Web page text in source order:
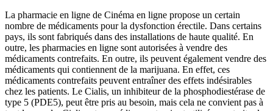
La pharmacie en ligne de Cinéma en ligne propose un certain
nombre de médicaments pour la dysfonction érectile. Dans certains
pays, ils sont fabriqués dans des installations de haute qualité. En
outre, les pharmacies en ligne sont autorisées à vendre des
médicaments contrefaits. En outre, ils peuvent également vendre des
médicaments qui contiennent de la marijuana. En effet, ces
médicaments contrefaits peuvent entraîner des effets indésirables
chez les patients. Le Cialis, un inhibiteur de la phosphodiestérase de
type 5 (PDE5), peut être pris au besoin, mais cela ne convient pas à